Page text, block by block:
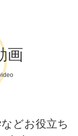
画
どお役立ち